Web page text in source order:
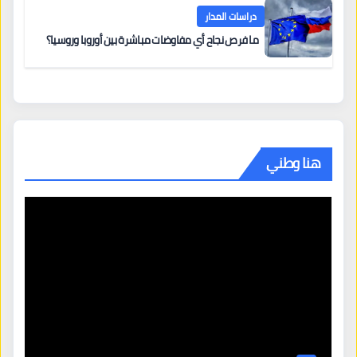
دراسات المدار
ما فرص نجاح أي مفاوضات مباشرة بين أوروبا وروسيا؟
هنا وطني